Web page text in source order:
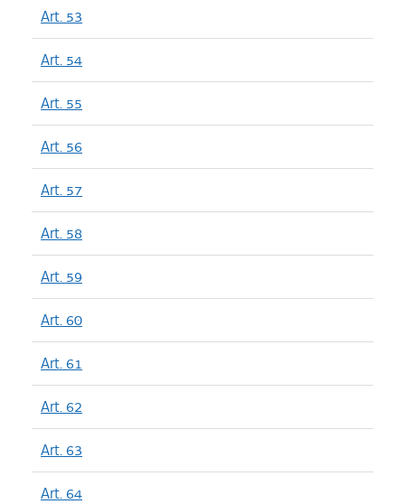
Art. 53
Art. 54
Art. 55
Art. 56
Art. 57
Art. 58
Art. 59
Art. 60
Art. 61
Art. 62
Art. 63
Art. 64